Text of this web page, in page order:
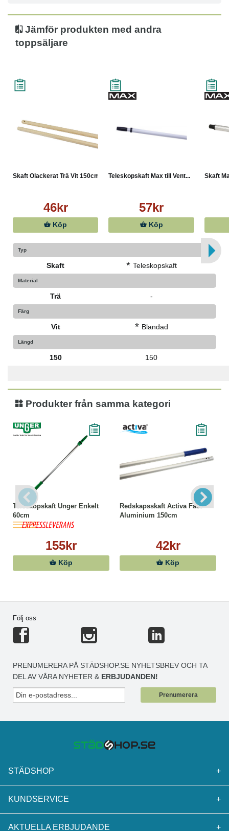
Jämför produkten med andra
toppsäljare
Skaft Olackerat Trä Vit 150cm
46kr
Köp
Teleskopskaft Max till Vent...
57kr
Köp
Skaft
Typ
Skaft * Teleskopskaft
Material
Trä -
Färg
Vit * Blandad
Längd
150 150
Produkter från samma kategori
Teleskopskaft Unger Enkelt
60cm
155kr
Köp
Redskapsskaft Activa Fast
Aluminium 150cm
42kr
Köp
Följ oss
PRENUMERERA PÅ STÄDSHOP.SE NYHETSBREV OCH TA
DEL AV VÅRA NYHETER & ERBJUDANDEN!
Prenumerera
STÄDSHOP +
KUNDSERVICE +
AKTUELLA ERBJUDANDE +